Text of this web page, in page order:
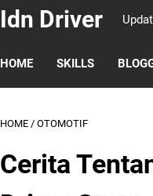
Idn Driver
HOME SKILLS
HOME / OTOMOTIF
Cerita